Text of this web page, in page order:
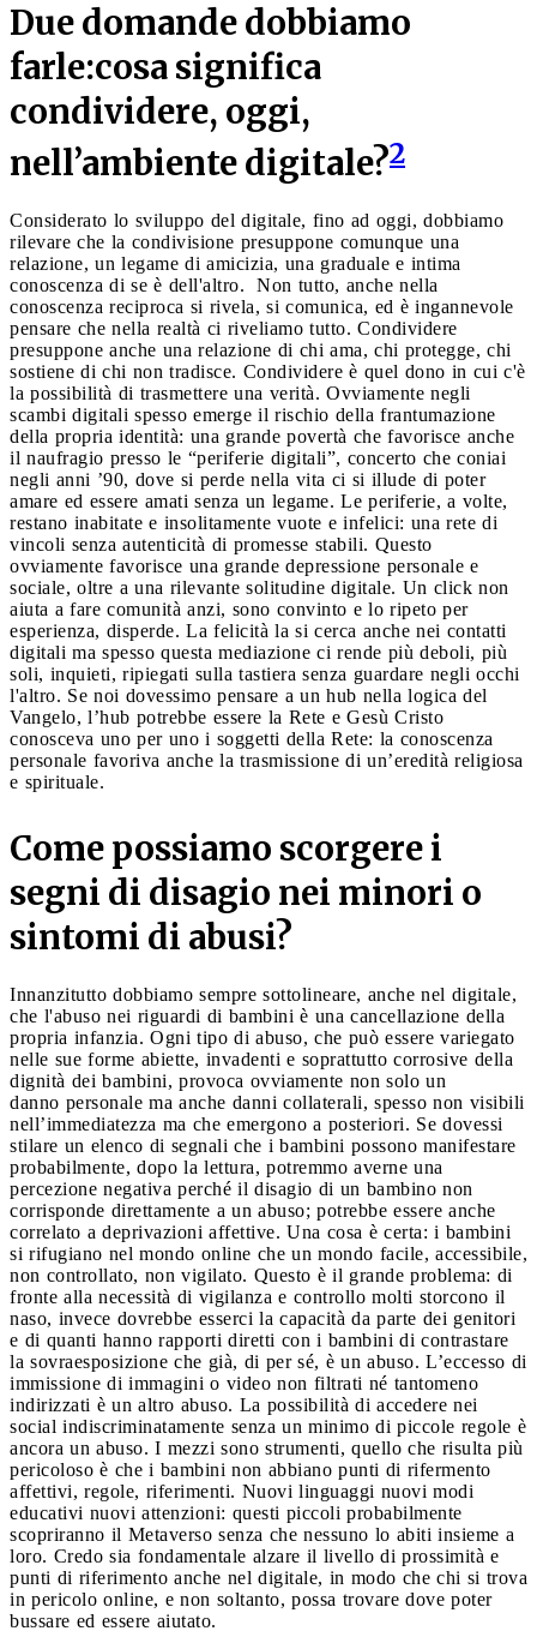
Due domande dobbiamo
farle:cosa significa
condividere, oggi,
nell’ambiente digitale?2
Considerato lo sviluppo del digitale, fino ad oggi, dobbiamo
rilevare che la condivisione presuppone comunque una
relazione, un legame di amicizia, una graduale e intima
conoscenza di se è dell'altro. Non tutto, anche nella
conoscenza reciproca si rivela, si comunica, ed è ingannevole
pensare che nella realtà ci riveliamo tutto. Condividere
presuppone anche una relazione di chi ama, chi protegge, chi
sostiene di chi non tradisce. Condividere è quel dono in cui c'è
la possibilità di trasmettere una verità. Ovviamente negli
scambi digitali spesso emerge il rischio della frantumazione
della propria identità: una grande povertà che favorisce anche
il naufragio presso le “periferie digitali”, concerto che coniai
negli anni ’90, dove si perde nella vita ci si illude di poter
amare ed essere amati senza un legame. Le periferie, a volte,
restano inabitate e insolitamente vuote e infelici: una rete di
vincoli senza autenticità di promesse stabili. Questo
ovviamente favorisce una grande depressione personale e
sociale, oltre a una rilevante solitudine digitale. Un click non
aiuta a fare comunità anzi, sono convinto e lo ripeto per
esperienza, disperde. La felicità la si cerca anche nei contatti
digitali ma spesso questa mediazione ci rende più deboli, più
soli, inquieti, ripiegati sulla tastiera senza guardare negli occhi
l'altro. Se noi dovessimo pensare a un hub nella logica del
Vangelo, l’hub potrebbe essere la Rete e Gesù Cristo
conosceva uno per uno i soggetti della Rete: la conoscenza
personale favoriva anche la trasmissione di un’eredità religiosa
e spirituale.
Come possiamo scorgere i
segni di disagio nei minori o
sintomi di abusi?
Innanzitutto dobbiamo sempre sottolineare, anche nel digitale,
che l'abuso nei riguardi di bambini è una cancellazione della
propria infanzia. Ogni tipo di abuso, che può essere variegato
nelle sue forme abiette, invadenti e soprattutto corrosive della
dignità dei bambini, provoca ovviamente non solo un
danno personale ma anche danni collaterali, spesso non visibili
nell’immediatezza ma che emergono a posteriori. Se dovessi
stilare un elenco di segnali che i bambini possono manifestare
probabilmente, dopo la lettura, potremmo averne una
percezione negativa perché il disagio di un bambino non
corrisponde direttamente a un abuso; potrebbe essere anche
correlato a deprivazioni affettive. Una cosa è certa: i bambini
si rifugiano nel mondo online che un mondo facile, accessibile,
non controllato, non vigilato. Questo è il grande problema: di
fronte alla necessità di vigilanza e controllo molti storcono il
naso, invece dovrebbe esserci la capacità da parte dei genitori
e di quanti hanno rapporti diretti con i bambini di contrastare
la sovraesposizione che già, di per sé, è un abuso. L’eccesso di
immissione di immagini o video non filtrati né tantomeno
indirizzati è un altro abuso. La possibilità di accedere nei
social indiscriminatamente senza un minimo di piccole regole è
ancora un abuso. I mezzi sono strumenti, quello che risulta più
pericoloso è che i bambini non abbiano punti di rifermento
affettivi, regole, riferimenti. Nuovi linguaggi nuovi modi
educativi nuovi attenzioni: questi piccoli probabilmente
scopriranno il Metaverso senza che nessuno lo abiti insieme a
loro. Credo sia fondamentale alzare il livello di prossimità e
punti di riferimento anche nel digitale, in modo che chi si trova
in pericolo online, e non soltanto, possa trovare dove poter
bussare ed essere aiutato.